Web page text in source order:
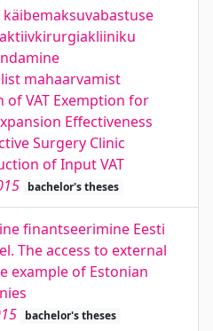
mahaarvamist
of VAT Exemption for
Effectiveness
Surgery Clinic
of Input VAT
bachelor's theses
finantseerimine Eesti
The access to external
example of Estonian
bachelor's theses